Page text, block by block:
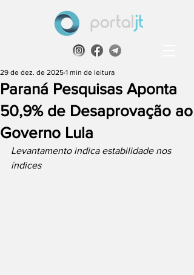
Paraná Pesquisas Aponta
50,9% de Desaprovação ao
Governo Lula
29 de dez. de 2025 1 min de leitura
Levantamento indica estabilidade nos
índices